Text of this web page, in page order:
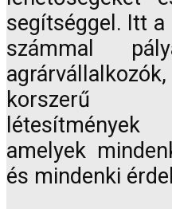
segítséggel. Itt
számmal
korszerű
amelyek
és mindenki